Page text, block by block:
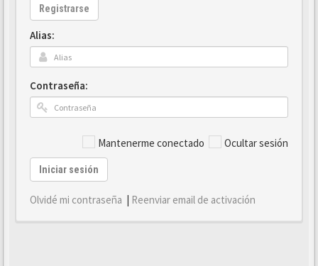
Registrarse
Alias:
Contraseña:
Mantenerme conectado Ocultar sesión
Iniciar sesión
Olvidé mi contraseña | Reenviar email de activación